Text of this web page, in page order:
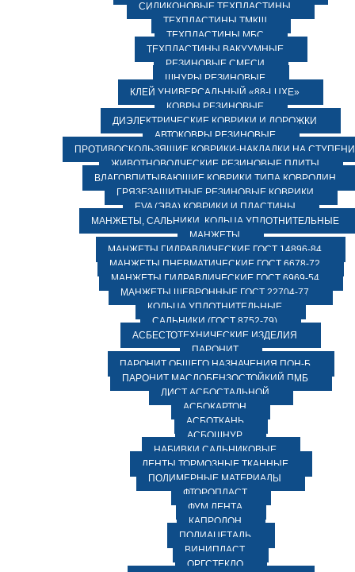
СИЛИКОНОВЫЕ ТЕХПЛАСТИНЫ
ТЕХПЛАСТИНЫ ТМКЩ
ТЕХПЛАСТИНЫ МБС
ТЕХПЛАСТИНЫ ВАКУУМНЫЕ
РЕЗИНОВЫЕ СМЕСИ
ШНУРЫ РЕЗИНОВЫЕ
КЛЕЙ УНИВЕРСАЛЬНЫЙ «88-LUXE»
КОВРЫ РЕЗИНОВЫЕ
ДИЭЛЕКТРИЧЕСКИЕ КОВРИКИ И ДОРОЖКИ
АВТОКОВРЫ РЕЗИНОВЫЕ
ПРОТИВОСКОЛЬЗЯЩИЕ КОВРИКИ-НАКЛАДКИ НА СТУПЕНИ
ЖИВОТНОВОДЧЕСКИЕ РЕЗИНОВЫЕ ПЛИТЫ
ВЛАГОВПИТЫВАЮЩИЕ КОВРИКИ ТИПА КОВРОЛИН
ГРЯЗЕЗАЩИТНЫЕ РЕЗИНОВЫЕ КОВРИКИ
EVA (ЭВА) КОВРИКИ И ПЛАСТИНЫ
МАНЖЕТЫ, САЛЬНИКИ, КОЛЬЦА УПЛОТНИТЕЛЬНЫЕ
МАНЖЕТЫ
МАНЖЕТЫ ГИДРАВЛИЧЕСКИЕ ГОСТ 14896-84
МАНЖЕТЫ ПНЕВМАТИЧЕСКИЕ ГОСТ 6678-72
МАНЖЕТЫ ГИДРАВЛИЧЕСКИЕ ГОСТ 6969-54
МАНЖЕТЫ ШЕВРОННЫЕ ГОСТ 22704-77
КОЛЬЦА УПЛОТНИТЕЛЬНЫЕ
САЛЬНИКИ (ГОСТ 8752-79)
АСБЕСТОТЕХНИЧЕСКИЕ ИЗДЕЛИЯ
ПАРОНИТ
ПАРОНИТ ОБЩЕГО НАЗНАЧЕНИЯ ПОН-Б
ПАРОНИТ МАСЛОБЕНЗОСТОЙКИЙ ПМБ
ЛИСТ АСБОСТАЛЬНОЙ
АСБОКАРТОН
АСБОТКАНЬ
АСБОШНУР
НАБИВКИ САЛЬНИКОВЫЕ
ЛЕНТЫ ТОРМОЗНЫЕ ТКАННЫЕ
ПОЛИМЕРНЫЕ МАТЕРИАЛЫ
ФТОРОПЛАСТ
ФУМ ЛЕНТА
КАПРОЛОН
ПОЛИАЦЕТАЛЬ
ВИНИПЛАСТ
ОРГСТЕКЛО